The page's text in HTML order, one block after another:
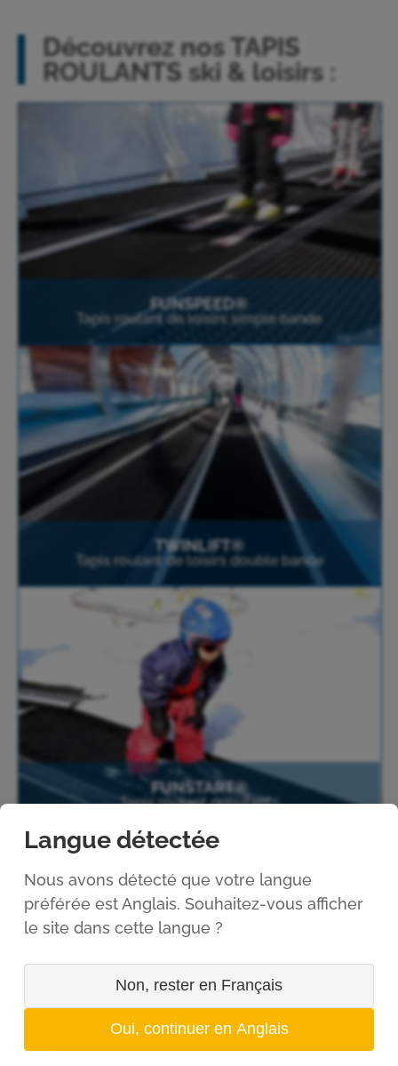
Découvrez nos TAPIS
ROULANTS ski & loisirs :
FUNSPEED®
Tapis roulant de loisirs simple bande
TWINLIFT®
Tapis roulant de loisirs double bande
FUNSTART®
Tapis roulant débutants
FUNLOAD®
Langue détectée
Nous avons détecté que votre langue
préférée est Anglais. Souhaitez-vous afficher
le site dans cette langue ?
Non, rester en Français
Oui, continuer en Anglais